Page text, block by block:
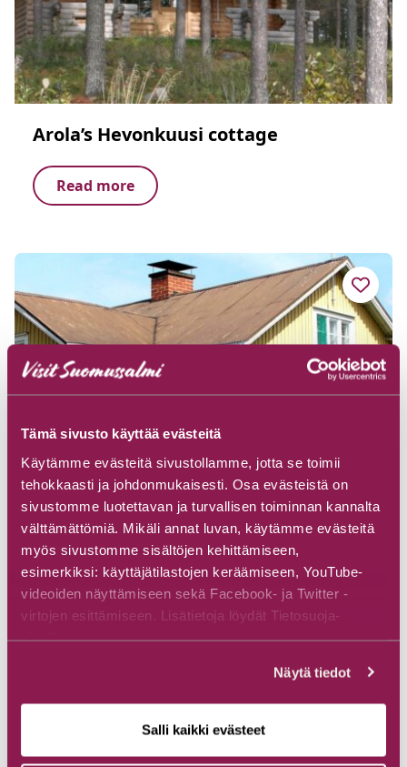
Tämä sivusto käyttää evästeitä
Käytämme evästeitä sivustollamme, jotta se toimii
tehokkaasti ja johdonmukaisesti. Osa evästeistä on
sivustomme luotettavan ja turvallisen toiminnan kannalta
välttämättömiä. Mikäli annat luvan, käytämme evästeitä
myös sivustomme sisältöjen kehittämiseen,
esimerkiksi: käyttäjätilastojen keräämiseen, YouTube-
videoiden näyttämiseen sekä Facebook- ja Twitter -
virtojen esittämiseen. Lisätietoja löydät Tietosuoja-
sivuiltamme.
Näytä tiedot
Salli kaikki evästeet
Arola’s Hevonkuusi cottage
Read more
Arolan Pirtti B&B
Read more